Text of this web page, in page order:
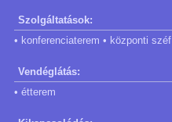
Szolgáltatások:
• konferenciaterem • központi széf
Vendéglátás:
• étterem